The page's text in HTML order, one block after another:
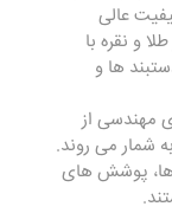
عالی
و نقره با
ها و
مهندسی از
می روند.
پوشش های